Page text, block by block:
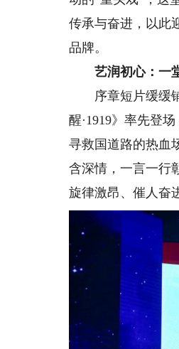
传承与奋进，以此
品牌。
艺润初心：一
序章短片缓缓铺
醒·1919》率先登
寻救国道路的热血
含深情，一言一行
旋律激昂、催人奋